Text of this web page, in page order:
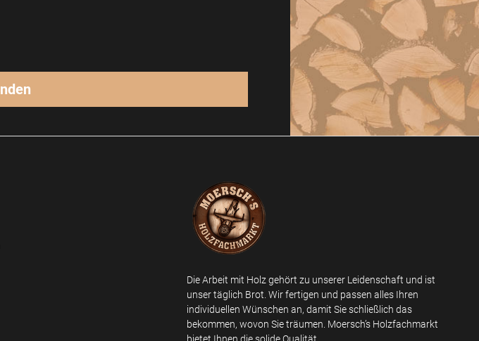
Die Arbeit mit Holz gehört zu unserer Leidenschaft und ist
unser täglich Brot. Wir fertigen und passen alles Ihren
individuellen Wünschen an, damit Sie schließlich das
bekommen, wovon Sie träumen. Moersch’s Holzfachmarkt